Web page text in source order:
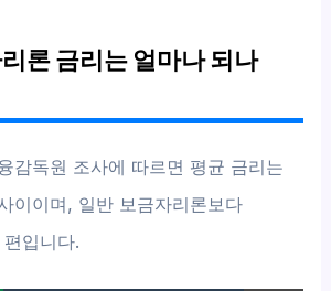
론 금리는 얼마나 되나
감독원 조사에 따르면 평균 금리는
이이며, 일반 보금자리론보다
입니다.